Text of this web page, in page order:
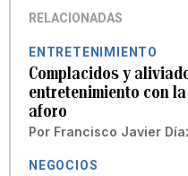
RELACIONADAS
ENTRETENIMIENTO
Complacidos y
entretenimiento con
aforo
Por Francisco Javier
NEGOCIOS